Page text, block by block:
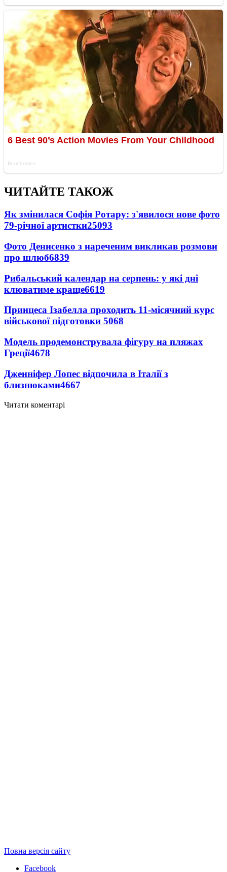
ЧИТАЙТЕ ТАКОЖ
Як змінилася Софія Ротару: з'явилося нове фото
79-річної артистки25093
Фото Денисенко з нареченим викликав розмови
про шлюб6839
Рибальський календар на серпень: у які дні
клюватиме краще6619
Принцеса Ізабелла проходить 11-місячний курс
військової підготовки 5068
Модель продемонструвала фігуру на пляжах
Греції4678
Дженніфер Лопес відпочила в Італії з
близнюками4667
Читати коментарі
Повна версія сайту
Facebook